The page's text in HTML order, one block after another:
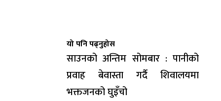
यो पनि पढ्नुहोस
साउनको अन्तिम सोमबार : पानीको
प्रवाह बेवास्ता गर्दै शिवालयमा
भक्तजनको घुइँचो